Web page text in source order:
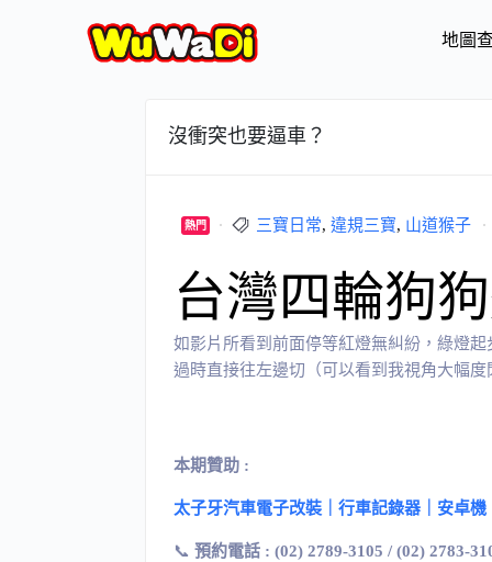
地圖
沒衝突也要逼車？
熱門 三寶日常, 違規三寶, 山道猴子
台灣四輪狗
如影片所看到前面停等紅燈無糾紛，綠燈
過時直接往左邊切（可以看到我視角大幅
本期贊助 :
太子牙汽車電子改裝｜行車記錄器｜安卓
📞 預約電話 : (02) 2789-3105 / (02) 2783-